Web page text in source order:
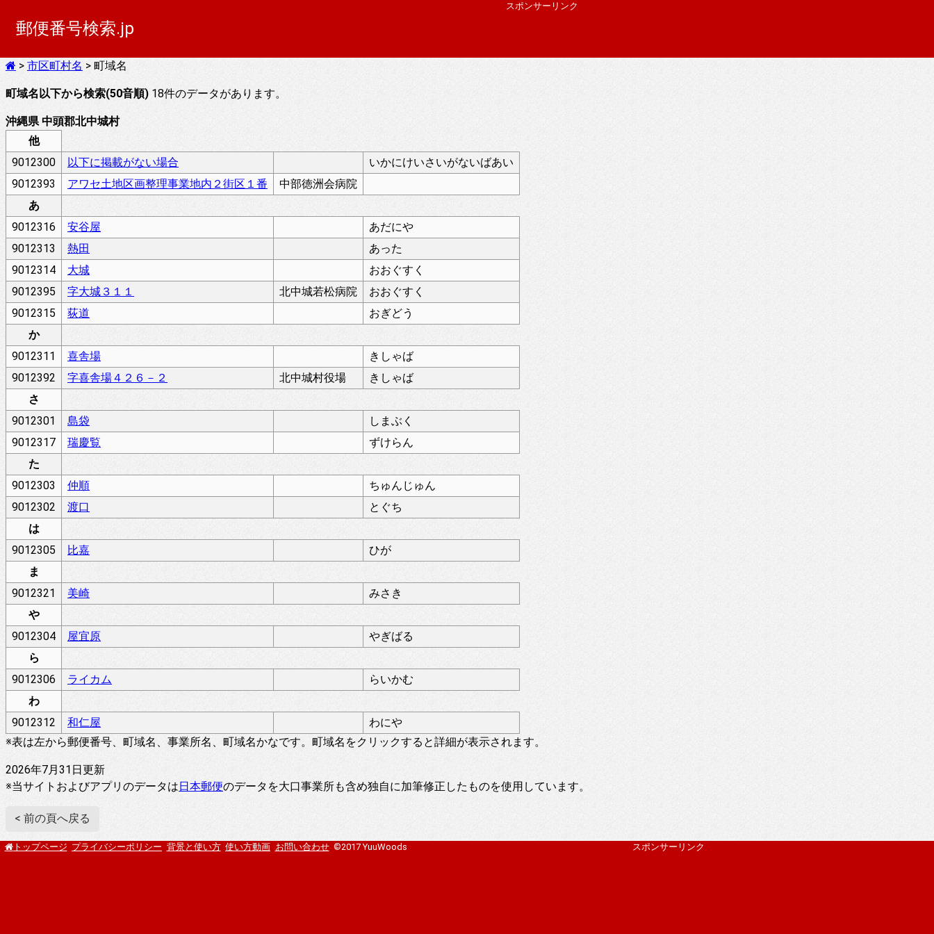
郵便番号検索.jp
スポンサーリンク
> 市区町村名 > 町域名
町域名以下から検索(50音順) 18件のデータがあります。
沖縄県 中頭郡北中城村
他
9012300
以下に掲載がない場合
いかにけいさいがないばあい
9012393
アワセ土地区画整理事業地内２街区１番
中部徳洲会病院
あ
9012316
安谷屋
あだにや
9012313
熱田
あった
9012314
大城
おおぐすく
9012395
字大城３１１ 北中城若松病院
おおぐすく
9012315
荻道
おぎどう
か
9012311
喜舎場
きしゃば
9012392
字喜舎場４２６－２ 北中城村役場
きしゃば
さ
9012301
島袋
しまぶく
9012317
瑞慶覧
ずけらん
た
9012303
仲順
ちゅんじゅん
9012302
渡口
とぐち
は
9012305
比嘉
ひが
ま
9012321
美崎
みさき
や
9012304
屋宜原
やぎばる
ら
9012306
ライカム
らいかむ
わ
9012312
和仁屋
わにや
※表は左から郵便番号、町域名、事業所名、町域名かなです。町域名をクリックすると詳細が表示されます。
2026年7月31日更新
※当サイトおよびアプリのデータは日本郵便のデータを大口事業所も含め独自に加筆修正したものを使用しています。
< 前の頁へ戻る
トップページ プライバシーポリシー 背景と使い方 使い方動画 お問い合わせ ©2017 YuuWoods スポンサーリンク